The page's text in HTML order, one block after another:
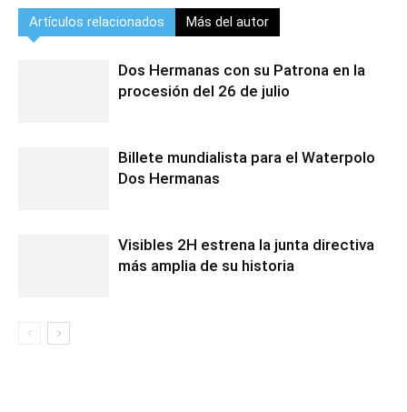
Artículos relacionados Más del autor
Dos Hermanas con su Patrona en la
procesión del 26 de julio
Billete mundialista para el Waterpolo
Dos Hermanas
Visibles 2H estrena la junta directiva
más amplia de su historia